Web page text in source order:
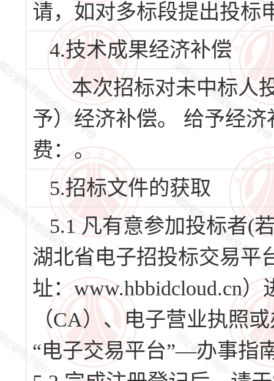
请，如对多标段提出投标
4.技术成果经济补偿
本次招标对未中标人
予）经济补偿。 给予经
费：。
5.招标文件的获取
5.1 凡有意参加投标者(
湖北省电子招投标交易平
址：www.hbbidcloud.cn
（CA）、电子营业执照
“电子交易平台”—办事指